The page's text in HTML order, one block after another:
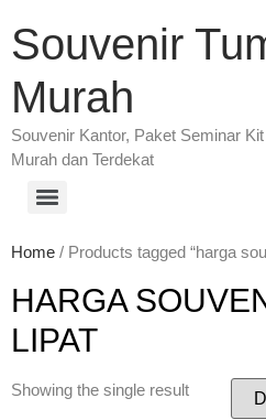
Souvenir
Murah
Souvenir Kantor, Paket Seminar
Murah dan Terdekat
Home / Products tagged “harga
HARGA
LIPAT
Showing the single result